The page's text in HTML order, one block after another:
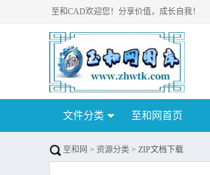
至和CAD欢迎您！分享价值，成长自我！
文件分类 至和网首页
至和网 > 资源分类 > ZIP文档下载